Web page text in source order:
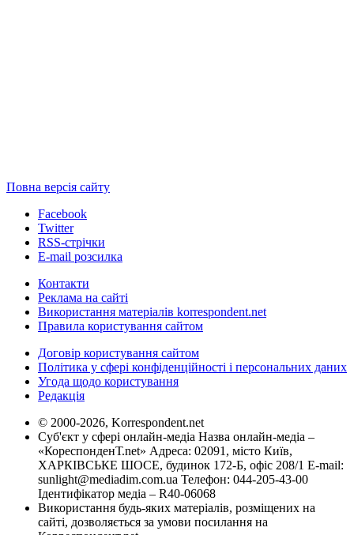
Повна версія сайту
Facebook
Twitter
RSS-стрічки
E-mail розсилка
Контакти
Реклама на сайті
Використання матеріалів korrespondent.net
Правила користування сайтом
Договір користування сайтом
Політика у сфері конфіденційності і персональних даних
Угода щодо користування
Редакція
© 2000-2026, Korrespondent.net
Суб'єкт у сфері онлайн-медіа Назва онлайн-медіа –
«КореспонденТ.net» Адреса: 02091, місто Київ,
ХАРКІВСЬКЕ ШОСЕ, будинок 172-Б, офіс 208/1 E-mail:
sunlight@mediadim.com.ua Телефон: 044-205-43-00
Ідентифікатор медіа – R40-06068
Використання будь-яких матеріалів, розміщених на
сайті, дозволяється за умови посилання на